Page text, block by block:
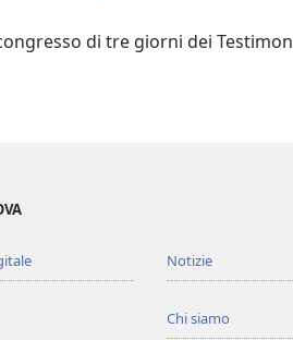
di tre giorni dei
Notizie
Chi siamo